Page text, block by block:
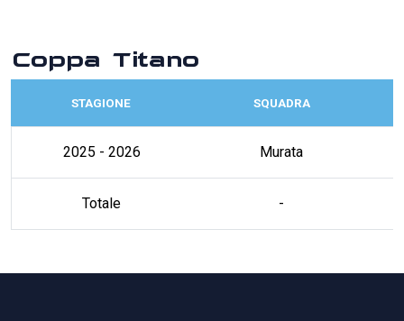
Coppa Titano
STAGIONE SQUADRA
2025 - 2026 Murata
Totale -